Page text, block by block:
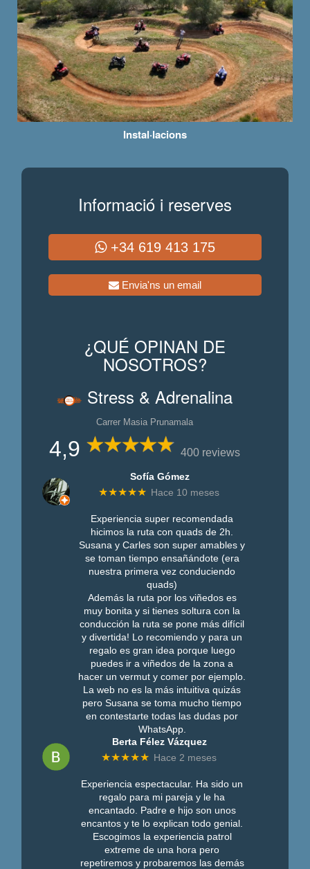
Instal·lacions
Informació i reserves
+34 619 413 175
Envia'ns un email
¿QUÉ OPINAN DE
NOSOTROS?
Stress & Adrenalina
Carrer Masia Prunamala
4,9 400 reviews
Sofía Gómez
★★★★★ Hace 10 meses
Experiencia super recomendada
hicimos la ruta con quads de 2h.
Susana y Carles son super amables y
se toman tiempo ensañándote (era
nuestra primera vez conduciendo
quads)
Además la ruta por los viñedos es
muy bonita y si tienes soltura con la
conducción la ruta se pone más difícil
y divertida! Lo recomiendo y para un
regalo es gran idea porque luego
puedes ir a viñedos de la zona a
hacer un vermut y comer por ejemplo.
La web no es la más intuitiva quizás
pero Susana se toma mucho tiempo
en contestarte todas las dudas por
WhatsApp.
Berta Félez Vázquez
★★★★★ Hace 2 meses
Experiencia espectacular. Ha sido un
regalo para mi pareja y le ha
encantado. Padre e hijo son unos
encantos y te lo explican todo genial.
Escogimos la experiencia patrol
extreme de una hora pero
repetiremos y probaremos las demás